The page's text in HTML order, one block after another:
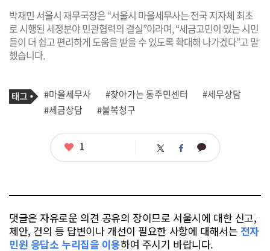
박재민 서울시 재무국장은 “서울시 마을세무사는 전국 지자체 최초
로 시행된 세정분야 민관협력의 결실”이라며, “세금고민이 있는 시민
들이 더 쉽고 편리하게 도움을 받을 수 있도록 확대해 나가겠다”고 말
했습니다.
기
사
관
련
태
그
#마을세무사 #찾아가는 동주민센터
#세무상담
#세금상담
#불복청구
좋1 트 페 카
댓글은 자유로운 의견 공유의 장이므로 서울시에 대한 신고,
제안, 건의 등 답변이나 개선이 필요한 사항에 대해서는 전자
민원 응답소 누리집을 이용하여 주시기 바랍니다.